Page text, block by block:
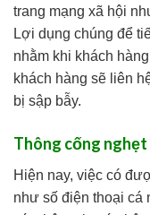
trang mạng xã hội
Lợi dụng chúng để
nhằm khi khách
khách hàng sẽ liên
bị sập bẫy.
Thông cống
Hiện nay, việc có
như số điện thoại cá